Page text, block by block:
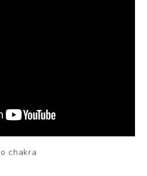
chakra